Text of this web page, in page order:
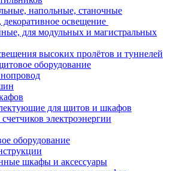
напольные, станочные
освещение
для модульных и магистральных
высоких пролётов и туннелей
оборудование
для щитов и шкафов
электроэнергии
оборудование
шкафы и аксессуары